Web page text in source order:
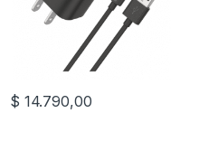
$ 14.790,00